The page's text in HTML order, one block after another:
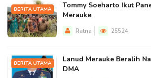
BERITA UTAMA
Tommy Soeharto Ikut
Merauke
Ratna 25524
BERITA UTAMA
Lanud Merauke Beralih
DMA